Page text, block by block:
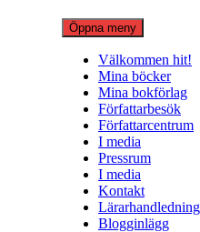
Öppna meny
Välkommen hit!
Mina böcker
Mina bokförlag
Författarbesök
Författarcentrum
I media
Pressrum
I media
Kontakt
Lärarhandledning
Blogginlägg